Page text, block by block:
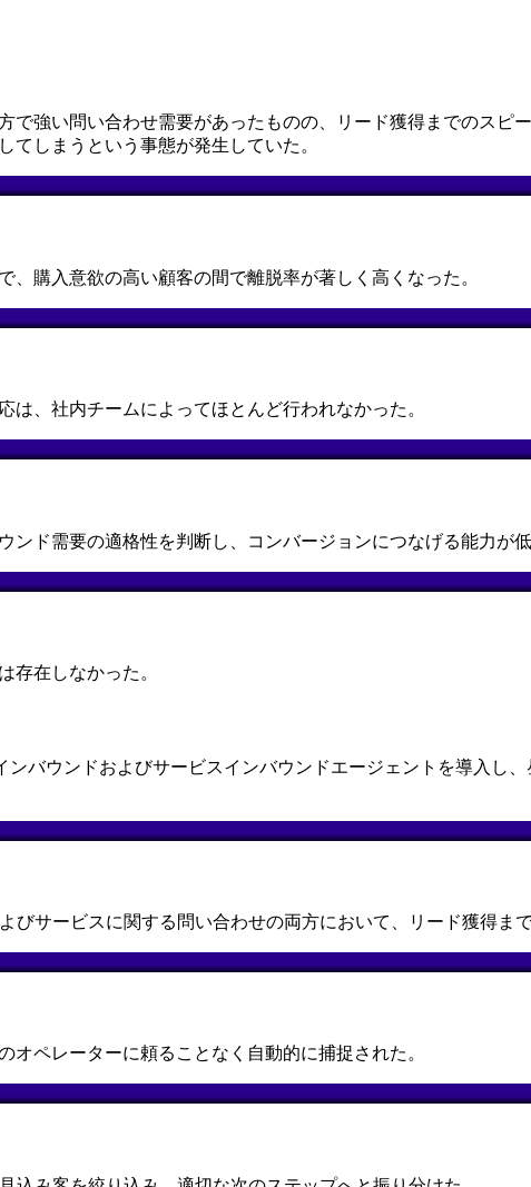
で強い問い合わせ需要があったものの、リード獲得までのスピ
てしまうという事態が発生していた。
購入意欲の高い顧客の間で離脱率が著しく高くなった。
、社内チームによってほとんど行われなかった。
ド需要の適格性を判断し、コンバージョンにつなげる能力が低
存在しなかった。
ンバウンドおよびサービスインバウンドエージェントを導入
びサービスに関する問い合わせの両方において、リード獲得ま
ペレーターに頼ることなく自動的に捕捉された。